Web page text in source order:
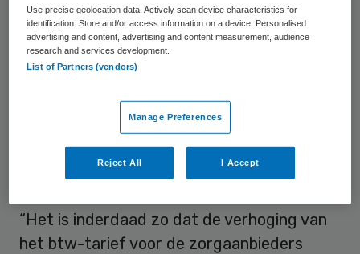
De betrokken brancheverenigingen lijken
vooralsnog niet wakker te liggen van de
btw-plannen. “We gaan er vanuit dat de
manier verwerkt in de tarieven, zodat
zorginstellingen daar geen nadeel van
ondervinden”, zegt woordvoerder Mariska
Siebring. “We houden de vinger aan de pols.”
“Het is inderdaad zo dat de verhoging van
het btw-tarief voor de zorgaanbieders
Use precise geolocation data. Actively scan device characteristics for
identification. Store and/or access information on a device. Personalised
advertising and content, advertising and content measurement, audience
research and services development.
List of Partners (vendors)
Manage Preferences
Reject All I Accept